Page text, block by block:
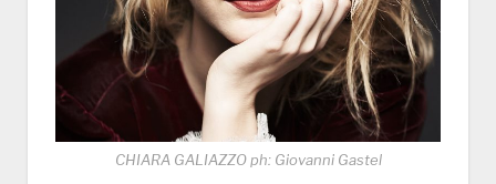
CHIARA GALIAZZO ph: Giovanni Gastel